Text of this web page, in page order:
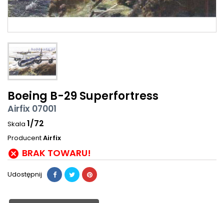
Boeing B-29 Superfortress
Airfix 07001
Skala 1/72
ProducentAirfix
 BRAK TOWARU!
Udostępnij